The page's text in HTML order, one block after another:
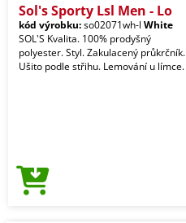
Sol's Sporty Lsl Men - Lo
kód výrobku:so02071wh-l White
SOL'S Kvalita. 100% prodyšný
polyester. Styl. Zakulacený průkrčník.
Ušito podle střihu. Lemování u límce.